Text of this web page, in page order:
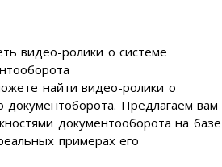
видео-ролики о системе
найти видео-ролики о
документоборота. Предлагаем вам
документооборота на базе
примерах его